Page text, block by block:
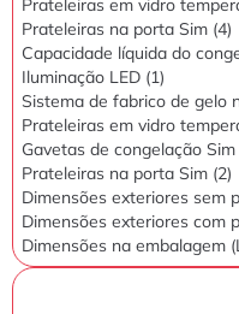
Prateleiras em vidro
Prateleiras na porta Sim (4)
Capacidade líquida do
Iluminação LED (1)
Sistema de fabrico de gelo
Prateleiras em vidro
Gavetas de congelação Sim
Prateleiras na porta Sim (2)
Dimensões exteriores sem
Dimensões exteriores com
Dimensões na embalagem